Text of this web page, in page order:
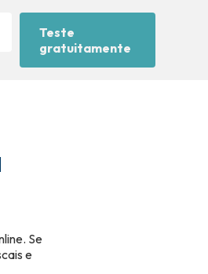
Teste
gratuitamente
Se
e